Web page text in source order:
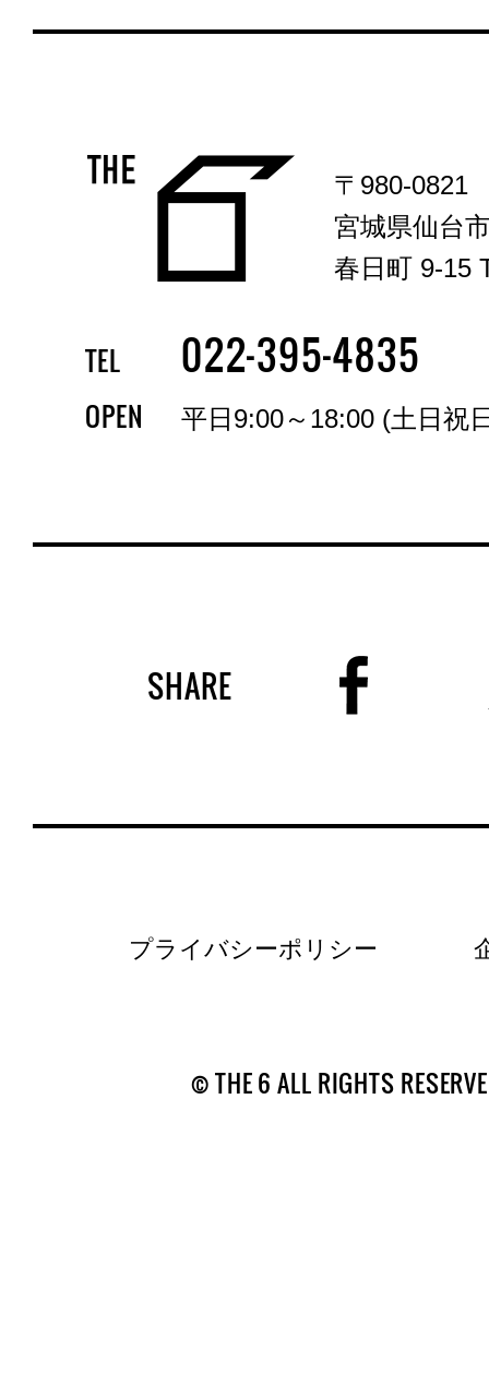
〒980-0821
宮城県仙台
春日町 9-15
TEL 022-395-4835
OPEN 平日9:00～18:00 (土日祝
SHARE
プライバシーポリシー
© THE 6 ALL RIGHTS